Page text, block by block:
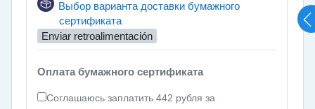
Выбор варианта доставки бумажного
сертификата
Encuesta
Enviar retroalimentación
Оплата бумажного сертификата
Соглашаюсь заплатить 442 рубля за